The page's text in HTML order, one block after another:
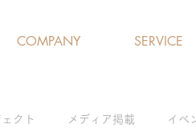
クト メディア掲載 イベ
COMPANY SERVICE